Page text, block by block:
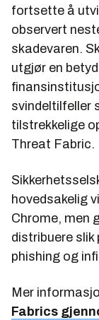
fortsette å
observert
skadevaren.
utgjør en
svindeltilfeller
tilstrekkelige
Threat Fabric.
hovedsakelig
Chrome, men
distribuere slik
phishing og
Mer
Fabrics